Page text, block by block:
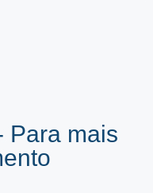
Para mais